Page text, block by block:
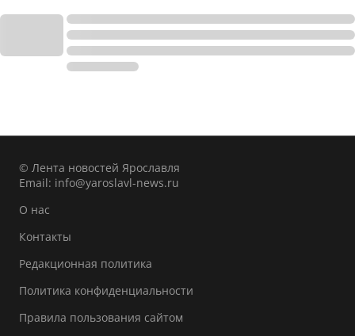
© Лента новостей Ярославля
Email: info@yaroslavl-news.ru
О нас
Контакты
Редакционная политика
Политика конфиденциальности
Правила пользования сайтом